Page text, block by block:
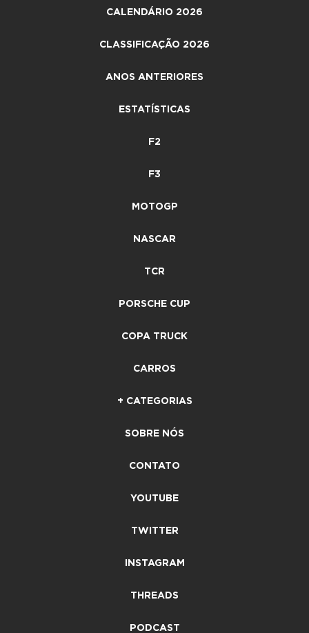
CALENDÁRIO 2026
CLASSIFICAÇÃO 2026
ANOS ANTERIORES
ESTATÍSTICAS
F2
F3
MOTOGP
NASCAR
TCR
PORSCHE CUP
COPA TRUCK
CARROS
+ CATEGORIAS
SOBRE NÓS
CONTATO
YOUTUBE
TWITTER
INSTAGRAM
THREADS
PODCAST